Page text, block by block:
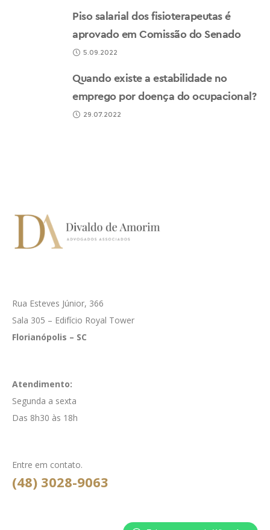
Piso salarial dos fisioterapeutas é
aprovado em Comissão do Senado
5.09.2022
Quando existe a estabilidade no
emprego por doença do ocupacional?
29.07.2022
Rua Esteves Júnior, 366
Sala 305 – Edifício Royal Tower
Florianópolis – SC
Atendimento:
Segunda a sexta
Das 8h30 às 18h
Entre em contato.
(48) 3028-9063